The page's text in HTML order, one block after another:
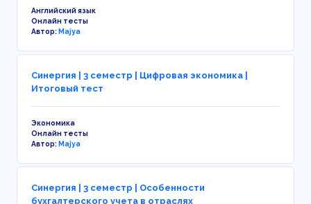
Английский язык
Онлайн тесты
Автор:Majya
Синергия | 3 семестр | Цифровая экономика |
Итоговый тест
Экономика
Онлайн тесты
Автор:Majya
Синергия | 3 семестр | Особенности
бухгалтерского учета в отраслях